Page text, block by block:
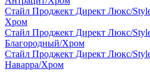
Стайл Проджект Директ Люкс/
Хром
Стайл Проджект Директ Люкс/
Благородный/Хром
Стайл Проджект Директ Люкс/
Наварра/Хром